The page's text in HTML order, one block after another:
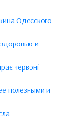
Одесского
и
червоні
полезными и